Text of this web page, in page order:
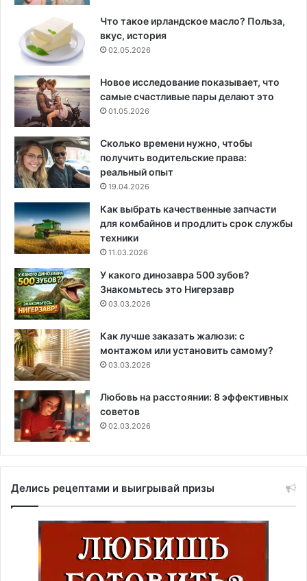
Что такое ирландское масло? Польза,
вкус, история
02.05.2026
Новое исследование показывает, что
самые счастливые пары делают это
01.05.2026
Сколько времени нужно, чтобы
получить водительские права:
реальный опыт
19.04.2026
Как выбрать качественные запчасти
для комбайнов и продлить срок службы
техники
11.03.2026
У какого динозавра 500 зубов?
Знакомьтесь это Нигерзавр
03.03.2026
Как лучше заказать жалюзи: с
монтажом или установить самому?
03.03.2026
Любовь на расстоянии: 8 эффективных
советов
02.03.2026
Делись рецептами и выигрывай призы